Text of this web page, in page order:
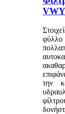
φύλλο
την